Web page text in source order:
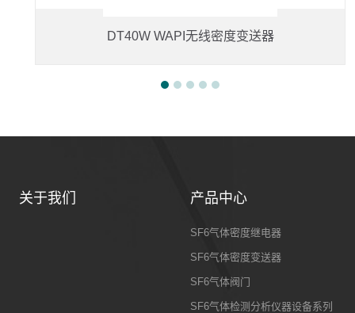
DT40W WAPI无线密度变送器
关于我们 产品中心
SF6气体密度继电器
SF6气体密度变送器
SF6气体阀门
SF6气体检测分析仪器设备系列